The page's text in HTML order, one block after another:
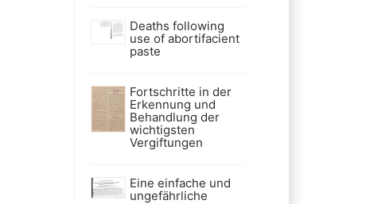
Deaths following
use of abortifacient
paste
Fortschritte in der
Erkennung und
Behandlung der
wichtigsten
Vergiftungen
Eine einfache und
ungefährliche